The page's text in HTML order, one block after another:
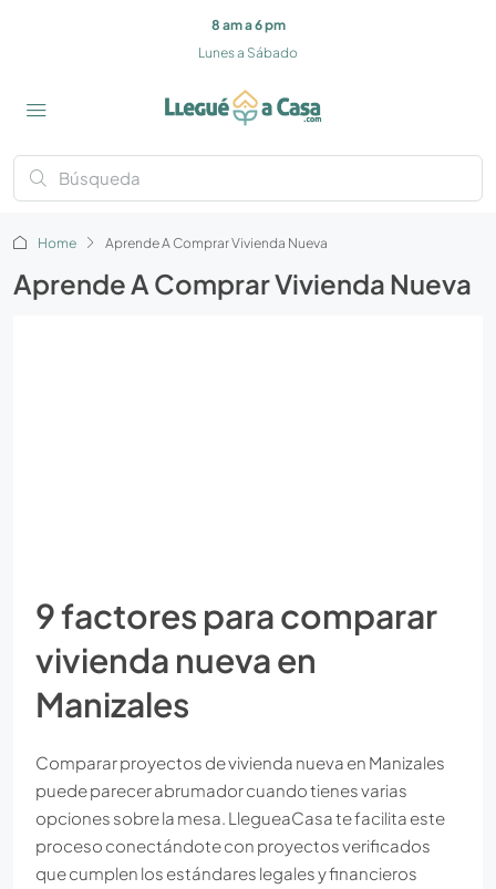
8 am a 6 pm
Lunes a Sábado
Home Aprende A Comprar Vivienda Nueva
Aprende A Comprar Vivienda Nueva
9 factores para comparar
vivienda nueva en
Manizales
Comparar proyectos de vivienda nueva en Manizales
puede parecer abrumador cuando tienes varias
opciones sobre la mesa. LlegueaCasa te facilita este
proceso conectándote con proyectos verificados
que cumplen los estándares legales y financieros